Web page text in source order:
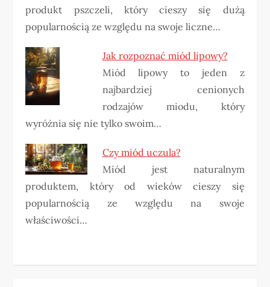
produkt pszczeli, który cieszy się dużą
popularnością ze względu na swoje liczne…
Jak rozpoznać miód lipowy?
Miód lipowy to jeden z
najbardziej cenionych
rodzajów miodu, który
wyróżnia się nie tylko swoim…
Czy miód uczula?
Miód jest naturalnym
produktem, który od wieków cieszy się
popularnością ze względu na swoje
właściwości…